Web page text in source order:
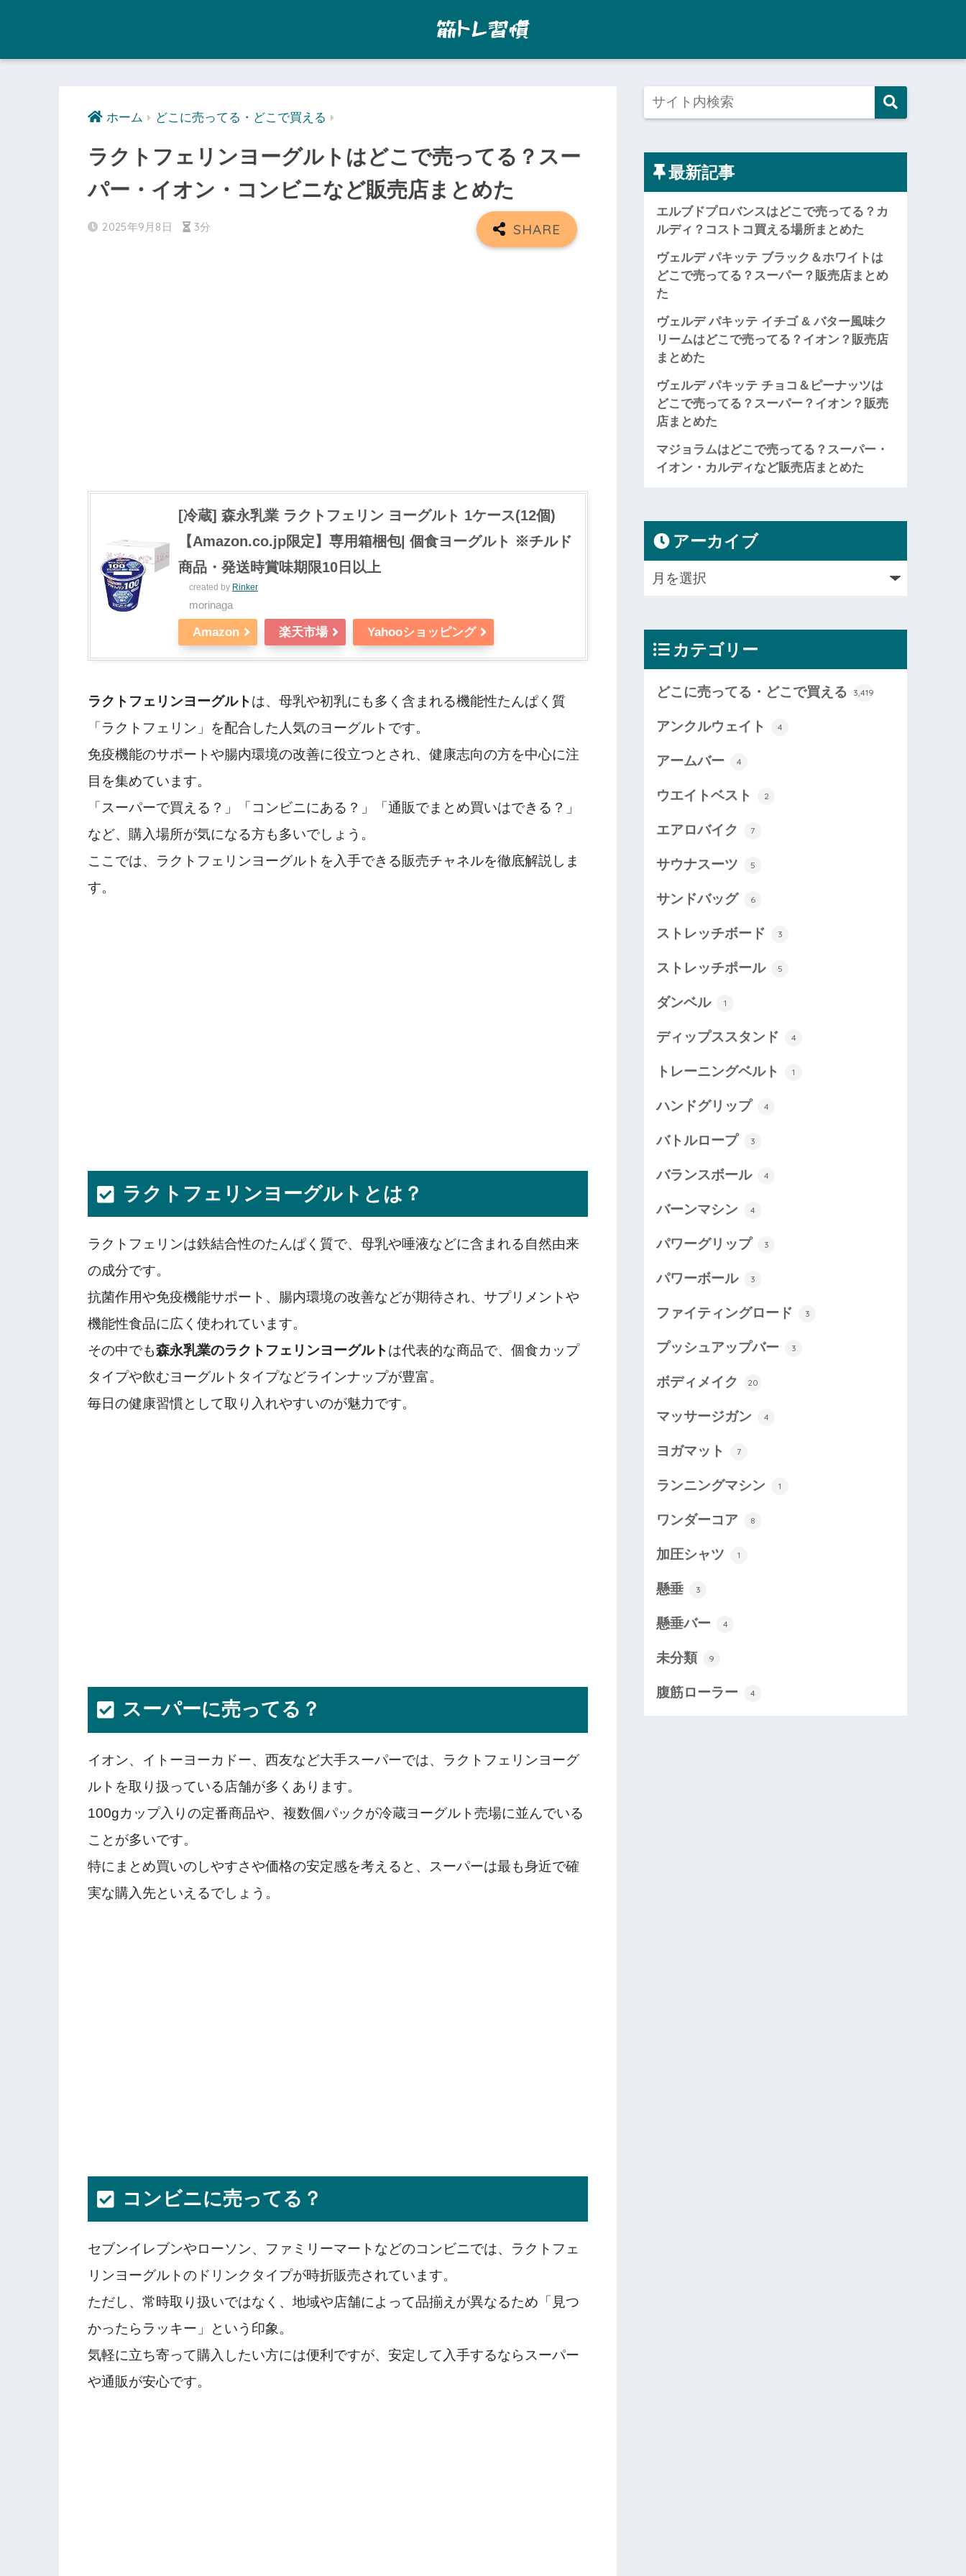
ホーム どこに売ってる・どこで買える
ラクトフェリンヨーグルトはどこで売ってる？スー
パー・イオン・コンビニなど販売店まとめた
2025年9月8日 3分
[冷蔵] 森永乳業 ラクトフェリン ヨーグルト 1ケース(12個)
【Amazon.co.jp限定】専用箱梱包| 個食ヨーグルト ※チルド
商品・発送時賞味期限10日以上
created by Rinker
morinaga
Amazon 楽天市場 Yahooショッピング
ラクトフェリンヨーグルトは、母乳や初乳にも多く含まれる機能性たんぱく質
「ラクトフェリン」を配合した人気のヨーグルトです。
免疫機能のサポートや腸内環境の改善に役立つとされ、健康志向の方を中心に注
目を集めています。
「スーパーで買える？」「コンビニにある？」「通販でまとめ買いはできる？」
など、購入場所が気になる方も多いでしょう。
ここでは、ラクトフェリンヨーグルトを入手できる販売チャネルを徹底解説しま
す。
ラクトフェリンヨーグルトとは？
ラクトフェリンは鉄結合性のたんぱく質で、母乳や唾液などに含まれる自然由来
の成分です。
抗菌作用や免疫機能サポート、腸内環境の改善などが期待され、サプリメントや
機能性食品に広く使われています。
その中でも森永乳業のラクトフェリンヨーグルトは代表的な商品で、個食カップ
タイプや飲むヨーグルトタイプなどラインナップが豊富。
毎日の健康習慣として取り入れやすいのが魅力です。
スーパーに売ってる？
イオン、イトーヨーカドー、西友など大手スーパーでは、ラクトフェリンヨーグ
ルトを取り扱っている店舗が多くあります。
100gカップ入りの定番商品や、複数個パックが冷蔵ヨーグルト売場に並んでいる
ことが多いです。
特にまとめ買いのしやすさや価格の安定感を考えると、スーパーは最も身近で確
実な購入先といえるでしょう。
コンビニに売ってる？
セブンイレブンやローソン、ファミリーマートなどのコンビニでは、ラクトフェ
リンヨーグルトのドリンクタイプが時折販売されています。
ただし、常時取り扱いではなく、地域や店舗によって品揃えが異なるため「見つ
かったらラッキー」という印象。
気軽に立ち寄って購入したい方には便利ですが、安定して入手するならスーパー
や通販が安心です。
最新記事
エルブドプロバンスはどこで売ってる？カ
ルディ？コストコ買える場所まとめた
ヴェルデ パキッテ ブラック＆ホワイトは
どこで売ってる？スーパー？販売店まとめ
た
ヴェルデ パキッテ イチゴ & バター風味ク
リームはどこで売ってる？イオン？販売店
まとめた
ヴェルデ パキッテ チョコ＆ピーナッツは
どこで売ってる？スーパー？イオン？販売
店まとめた
マジョラムはどこで売ってる？スーパー・
イオン・カルディなど販売店まとめた
アーカイブ
カテゴリー
どこに売ってる・どこで買える 3,419
アンクルウェイト 4
アームバー 4
ウエイトベスト 2
エアロバイク 7
サウナスーツ 5
サンドバッグ 6
ストレッチボード 3
ストレッチポール 5
ダンベル 1
ディップススタンド 4
トレーニングベルト 1
ハンドグリップ 4
バトルロープ 3
バランスボール 4
バーンマシン 4
パワーグリップ 3
パワーボール 3
ファイティングロード 3
プッシュアップバー 3
ボディメイク 20
マッサージガン 4
ヨガマット 7
ランニングマシン 1
ワンダーコア 8
加圧シャツ 1
懸垂 3
懸垂バー 4
未分類 9
腹筋ローラー 4